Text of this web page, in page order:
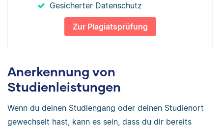
Gesicherter Datenschutz
Zur Plagiatsprüfung
Anerkennung von
Studienleistungen
Wenn du deinen Studiengang oder deinen Studienort
gewechselt hast, kann es sein, dass du dir bereits